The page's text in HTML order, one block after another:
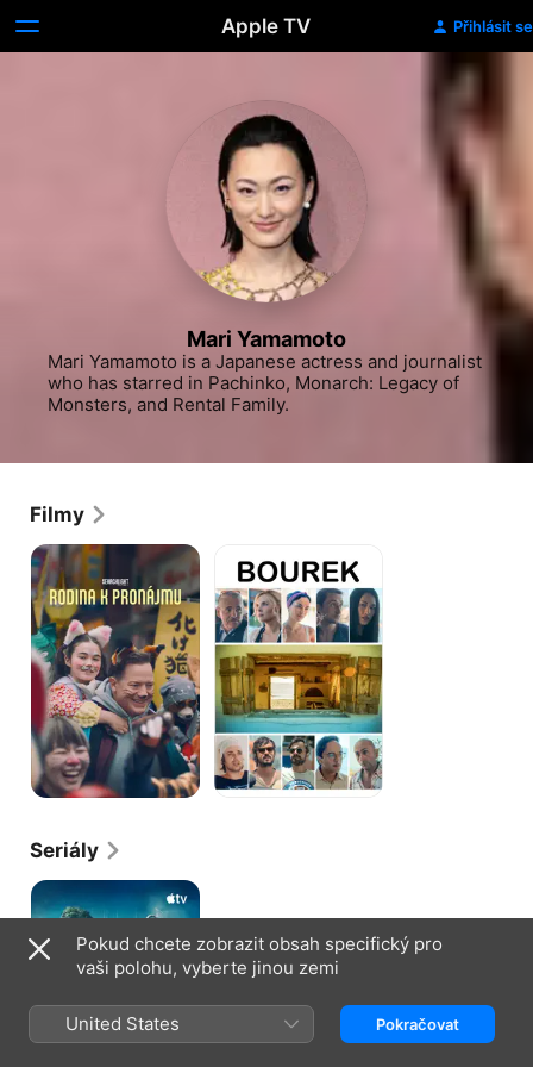
Apple TV Přihlásit se
Mari Yamamoto
Mari Yamamoto is a Japanese actress and journalist
who has starred in Pachinko, Monarch: Legacy of
Monsters, and Rental Family.
Filmy
Rodina
k
pronájmu
Seriály
Monarch:
Odkaz
Pokud chcete zobrazit obsah specifický pro
vaši polohu, vyberte jinou zemi
United States Pokračovat